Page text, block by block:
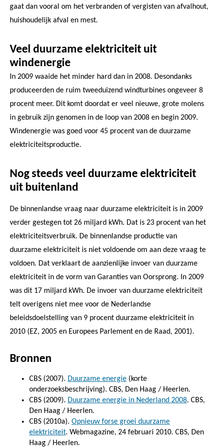
gaat dan vooral om het verbranden of vergisten van afvalhout,
huishoudelijk afval en mest.
Veel duurzame elektriciteit uit
windenergie
In 2009 waaide het minder hard dan in 2008. Desondanks
produceerden de ruim tweeduizend windturbines ongeveer 8
procent meer. Dit komt doordat er veel nieuwe, grote molens
in gebruik zijn genomen in de loop van 2008 en begin 2009.
Windenergie was goed voor 45 procent van de duurzame
elektriciteitsproductie.
Nog steeds veel duurzame elektriciteit
uit buitenland
De binnenlandse vraag naar duurzame elektriciteit is in 2009
verder gestegen tot 26 miljard kWh. Dat is 23 procent van het
elektriciteitsverbruik. De binnenlandse productie van
duurzame elektriciteit is niet voldoende om aan deze vraag te
voldoen. Dat verklaart de aanzienlijke invoer van duurzame
elektriciteit in de vorm van Garanties van Oorsprong. In 2009
was dit 17 miljard kWh. De invoer van duurzame elektriciteit
telt overigens niet mee voor de Nederlandse
beleidsdoelstelling van 9 procent duurzame elektriciteit in
2010 (EZ, 2005 en Europees Parlement en de Raad, 2001).
Bronnen
CBS (2007). Duurzame energie (korte
onderzoeksbeschrijving). CBS, Den Haag / Heerlen.
CBS (2009). Duurzame energie in Nederland 2008. CBS,
Den Haag / Heerlen.
CBS (2010a). Opnieuw forse groei duurzame
elektriciteit. Webmagazine, 24 februari 2010. CBS, Den
Haag / Heerlen.